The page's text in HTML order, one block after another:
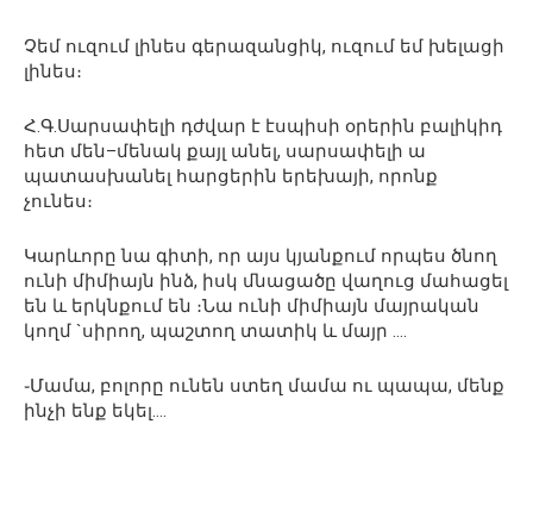
Չեմ ուզում լինես գերազանցիկ, ուզում եմ խելացի
լինես։
Հ.Գ.Սարսափելի դժվար է էսպիսի օրերին բալիկիդ
հետ մեն–մենակ քայլ անել, սարսափելի ա
պատասխանել հարցերին երեխայի, որոնք
չունես։
Կարևորը նա գիտի, որ այս կյանքում որպես ծնող
ունի միմիայն ինձ, իսկ մնացածը վաղուց մահացել
են և երկնքում են ։Նա ունի միմիայն մայրական
կողմ `սիրող, պաշտող տատիկ և մայր ….
֊Մամա, բոլորը ունեն ստեղ մամա ու պապա, մենք
ինչի ենք եկել….